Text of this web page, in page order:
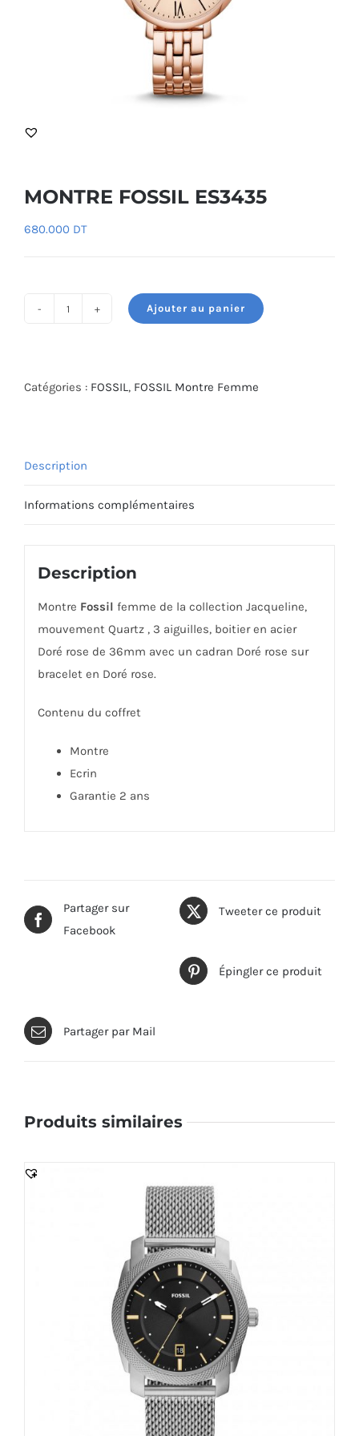
MONTRE FOSSIL ES3435
680.000 DT
FOSSIL
Ajouter au panier
Catégories : FOSSIL, FOSSIL Montre Femme
Description
Informations complémentaires
Description
Montre Fossil femme de la collection Jacqueline,
mouvement Quartz , 3 aiguilles, boitier en acier
Doré rose de 36mm avec un cadran Doré rose sur
bracelet en Doré rose.
Contenu du coffret
Montre
Ecrin
Garantie 2 ans
Partager sur
Facebook
Tweeter ce produit
Épingler ce produit
Partager par Mail
Produits similaires